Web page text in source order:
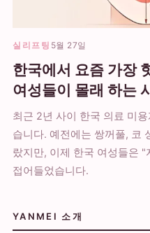
실리프팅 5월 27일
한국에서 요즘 가장
여성들이 몰래 하는
최근 2년 사이 한국 의료 미
습니다. 예전에는 쌍꺼풀, 코
랐지만, 이제 한국 여성들은
접어들었습니다.
YANMEI 소개